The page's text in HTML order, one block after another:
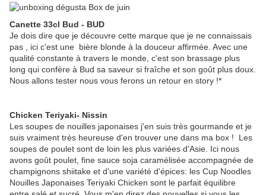
Canette 33cl Bud - BUD
Je dois dire que je découvre cette marque que je ne connaissais
pas , ici c'est une bière blonde à la douceur affirmée. Avec une
qualité constante à travers le monde, c'est son brassage plus
long qui confère à Bud sa saveur si fraîche et son goût plus doux.
Nous allons tester nous vous ferons un retour en story !*
Chicken Teriyaki- Nissin
Les soupes de nouilles japonaises j'en suis très gourmande et je
suis vraiment très heureuse d'en trouver une dans ma box ! Les
soupes de poulet sont de loin les plus variées d'Asie. Ici nous
avons goût poulet, fine sauce soja caramélisée accompagnée de
champignons shiitake et d'une variété d'épices: les Cup Noodles
Nouilles Japonaises Teriyaki Chicken sont le parfait équilibre